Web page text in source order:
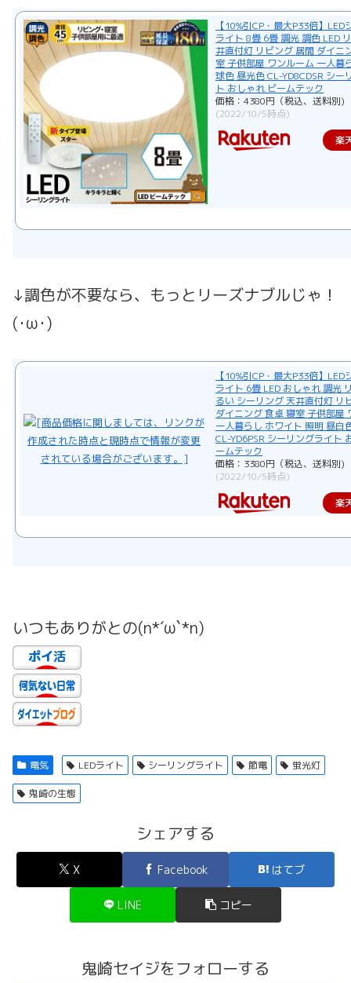
【10%引CP・最大P33倍】LED
ライト 8畳 6畳 調光 調色 LED
井直付灯 リビング 居間 ダイニ
室 子供部屋 ワンルーム 一人暮
球色 昼光色 CL-YD8CDSR シー
ト おしゃれ ビームテック
価格：4380円（税込、送料別)
(2022/10/5時点)
楽
↓調色が不要なら、もっとリーズナブルじゃ！
(･ω･)
【10%引CP・最大P33倍】LED
ライト 6畳 LED おしゃれ 調光
るい シーリング 天井直付灯 リ
ダイニング 食卓 寝室 子供部屋
一人暮らし ホワイト 照明 昼白
CL-YD6PSR シーリングライト
ームテック
価格：3380円（税込、送料別)
(2022/10/5時点)
楽
いつもありがとの(n*´ω`*n)
電気 LEDライト シーリングライト 節電 蛍光灯
鬼崎の生態
シェアする
X Facebook はてブ
LINE コピー
鬼崎セイジをフォローする